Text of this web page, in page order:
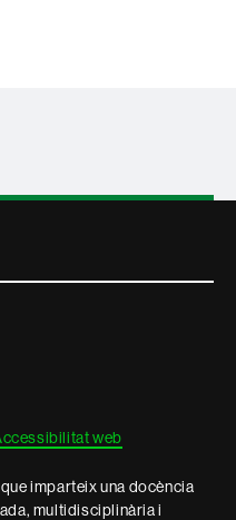
web
imparteix una docència
multidisciplinària i